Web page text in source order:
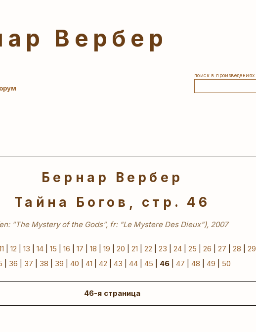
Вербер
поиск в произведениях
Бернар Вербер
Тайна Богов, стр. 46
"The Mystery of the Gods", fr: "Le Mystere Des Dieux"), 2007
12 13 14| 15 16 17 18 19 20 21 22 23 24| 25 26 27 28 29
36 37 38 39 40 41 42 43 44 45 46 47 48 49 50
46-я страница